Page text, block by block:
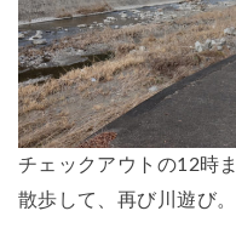
チェックアウトの12時
散歩して、再び川遊び。